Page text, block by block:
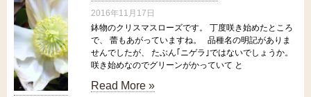
2016年11月17日
鉢物のクリスマスローズです。 丁度咲き始めたところ
で、 蕾もあがっていますね。 品種名の明記がありま
せんでしたが、 たぶん｢ニゲラ｣ではないでしょうか。
咲き始めなのでグリーンがかっていて と
Read More »